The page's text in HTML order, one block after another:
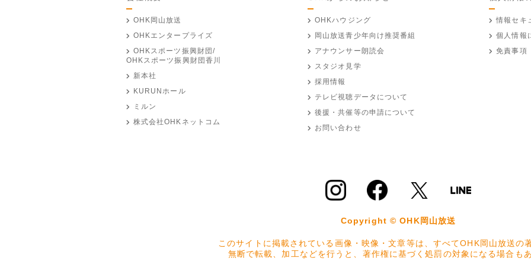
OHK岡山放送
OHKエンタープライズ
OHKスポーツ振興財団/
OHKスポーツ振興財団香川
新本社
KURUNホール
ミルン
株式会社OHKネットコム
OHKハウジング
岡山放送青少年向け推奨番組
アナウンサー朗読会
スタジオ見学
採用情報
テレビ視聴データについて
後援・共催等の申請について
お問い合わせ
情報セキ
個人情報
免責事項
Copyright © OHK岡山放送
このサイトに掲載されている画像・映像・文章等は、すべてOHK岡山放送の
無断で転載、加工などを行うと、著作権に基づく処罰の対象になる場合もあ